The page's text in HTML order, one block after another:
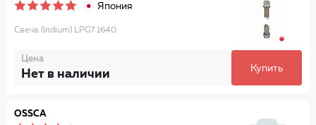
Япония
Свеча (Iridium) LPG7 1640
Цена
Нет в наличии Купить
OSSCA